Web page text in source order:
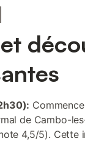
de Cambo-
4,5/5). Cette